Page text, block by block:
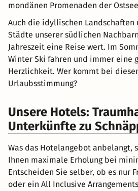
mondänen Promenaden der
Auch die idyllischen Landschaften
Städte unserer südlichen
Jahreszeit eine Reise wert. Im
Winter Ski fahren und immer eine
Herzlichkeit. Wer kommt bei
Urlaubsstimmung?
Unsere Hotels:
Unterkünfte zu
Was das Hotelangebot anbelangt,
Ihnen maximale Erholung bei
Entscheiden Sie selber, ob es nur
oder ein All Inclusive